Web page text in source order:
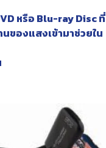
หรือ Blu-ray Disc ที่
ของแสงเข้ามาช่วยใน